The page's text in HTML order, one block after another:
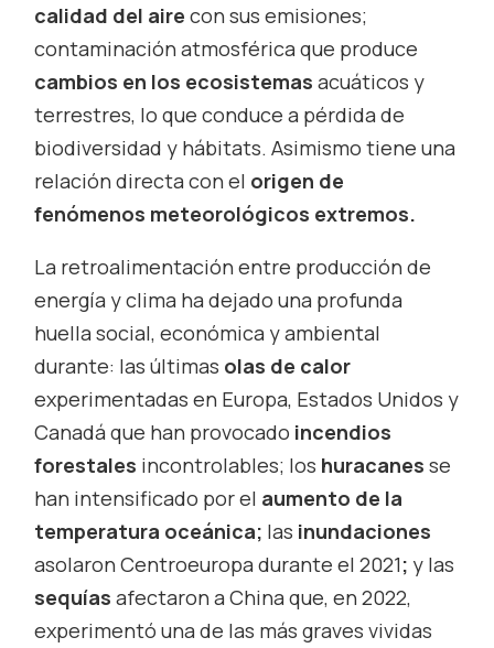
calidad del aire con sus emisiones;
contaminación atmosférica que produce
cambios en los ecosistemasacuáticos y
terrestres, lo que conduce a pérdida de
biodiversidad y hábitats. Asimismo tiene una
relación directa con el origen de
fenómenos meteorológicos extremos.
La retroalimentación entre producción de
energía y clima ha dejado una profunda
huella social, económica y ambiental
durante: las últimas olas de calor
experimentadas en Europa, Estados Unidos y
Canadá que han provocado incendios
forestales incontrolables; los huracanesse
han intensificado por el aumento de la
temperatura oceánica; las inundaciones
asolaron Centroeuropa durante el 2021; y las
sequíasafectaron a China que, en 2022,
experimentó una de las más graves vividas